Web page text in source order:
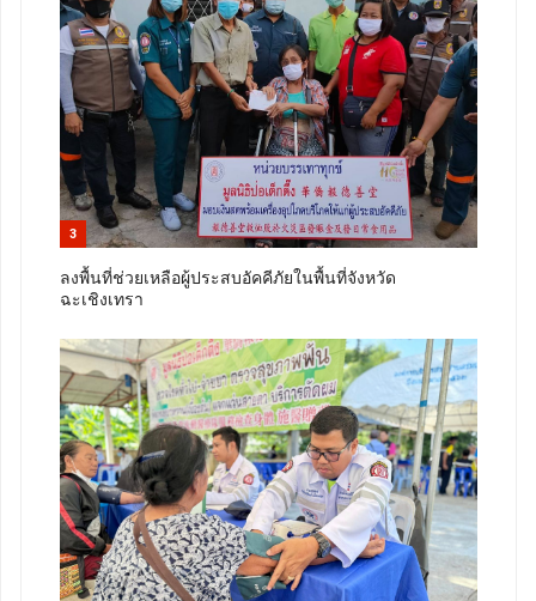
3
ลงพื้นที่ช่วยเหลือผู้ประสบอัคคีภัยในพื้นที่จังหวัด
ฉะเชิงเทรา